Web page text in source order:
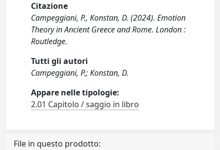
Citazione
Campeggiani, P., Konstan, D. (2024). Emotion
Theory in Ancient Greece and Rome. London :
Routledge.
Tutti gli autori
Campeggiani, P.; Konstan, D.
Appare nelle tipologie:
2.01 Capitolo / saggio in libro
File in questo prodotto: